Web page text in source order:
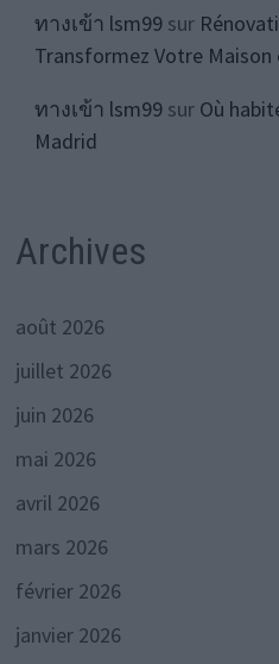
ทางเข้า lsm99sur
Transformez Votre Maison
ทางเข้า lsm99sur Où
Madrid
Archives
août 2026
juillet 2026
juin 2026
mai 2026
avril 2026
mars 2026
février 2026
janvier 2026